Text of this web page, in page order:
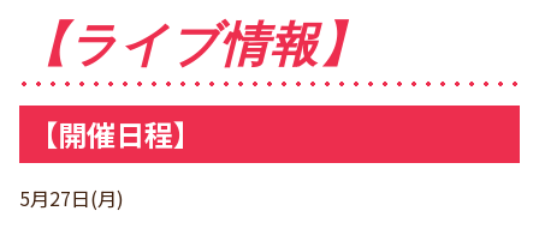
【ライブ情報】
【開催日程】
5月27日(月)